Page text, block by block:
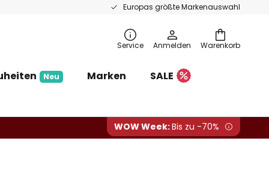
Europas größte Markenauswahl
Warenkorb
Service Anmelden
Neu Marken SALE
WOW Week:Bis zu -70%